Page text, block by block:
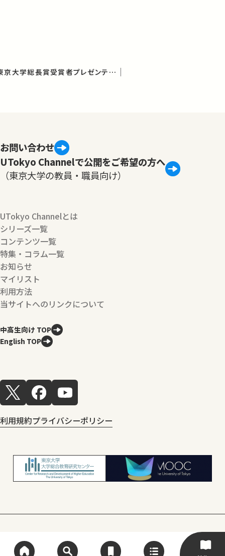
令和2年度学生表彰：東京大学総長賞受賞者プレゼンテーション
お問い合わせ
UTokyo Channelで公開をご希望の方へ
（東京大学の教員・職員向け）
UTokyo Channelとは
シリーズ一覧
コンテンツ一覧
特集・コラム一覧
お知らせ
マイリスト
利用方法
当サイトへのリンクについて
中高生向け TOP
English TOP
利用規約プライバシーポリシー
of Higher Education, The University of Tokyo